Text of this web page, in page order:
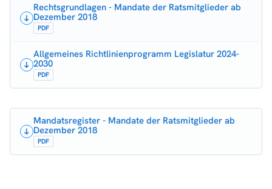
Rechtsgrundlagen - Mandate der Ratsmitglieder ab
Dezember 2018
PDF
Allgemeines Richtlinienprogramm Legislatur 2024-
2030
PDF
Mandatsregister - Mandate der Ratsmitglieder ab
Dezember 2018
PDF